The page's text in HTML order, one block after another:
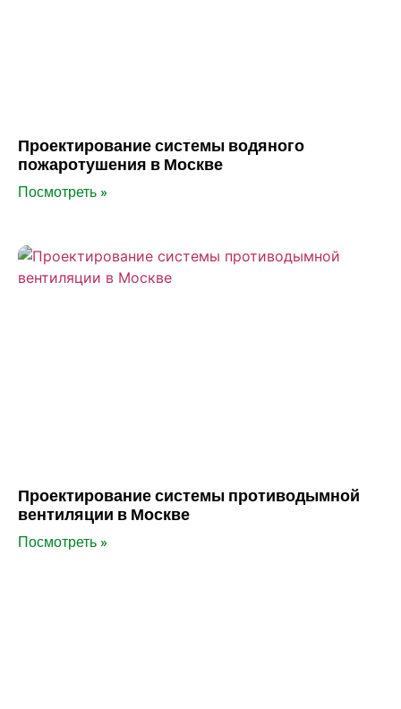
Проектирование системы водяного
пожаротушения в Москве
Посмотреть »
Проектирование системы противодымной
вентиляции в Москве
Посмотреть »